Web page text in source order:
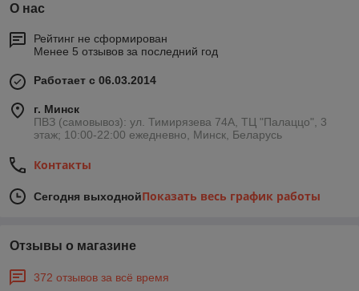
О нас
Рейтинг не сформирован
Менее 5 отзывов за последний год
Работает с 06.03.2014
г. Минск
ПВЗ (самовывоз): ул. Тимирязева 74A, ТЦ "Палаццо", 3
этаж; 10:00-22:00 ежедневно, Минск, Беларусь
Контакты
Сегодня выходнойПоказать весь график работы
Отзывы о магазине
372 отзывов за всё время